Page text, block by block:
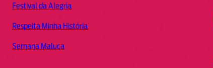
Festival da Alegria
Respeita Minha História
Semana Maluca